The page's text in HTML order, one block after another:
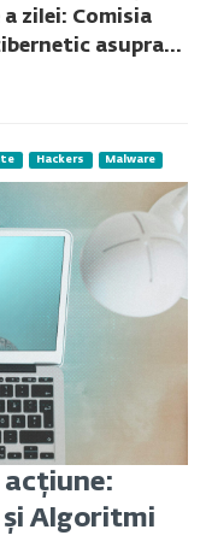
zilei: Comisia
asupra...
Hackers Malware
și Algoritmi